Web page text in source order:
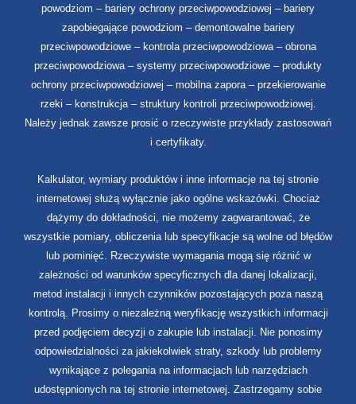
powodziom – bariery ochrony przeciwpowodziowej – bariery
zapobiegające powodziom – demontowalne bariery
przeciwpowodziowe – kontrola przeciwpowodziowa – obrona
przeciwpowodziowa – systemy przeciwpowodziowe – produkty
ochrony przeciwpowodziowej – mobilna zapora – przekierowanie
rzeki – konstrukcja – struktury kontroli przeciwpowodziowej.
Należy jednak zawsze prosić o rzeczywiste przykłady zastosowań
i certyfikaty.
Kalkulator, wymiary produktów i inne informacje na tej stronie
internetowej służą wyłącznie jako ogólne wskazówki. Chociaż
dążymy do dokładności, nie możemy zagwarantować, że
wszystkie pomiary, obliczenia lub specyfikacje są wolne od błędów
lub pominięć. Rzeczywiste wymagania mogą się różnić w
zależności od warunków specyficznych dla danej lokalizacji,
metod instalacji i innych czynników pozostających poza naszą
kontrolą. Prosimy o niezależną weryfikację wszystkich informacji
przed podjęciem decyzji o zakupie lub instalacji. Nie ponosimy
odpowiedzialności za jakiekolwiek straty, szkody lub problemy
wynikające z polegania na informacjach lub narzędziach
udostępnionych na tej stronie internetowej. Zastrzegamy sobie